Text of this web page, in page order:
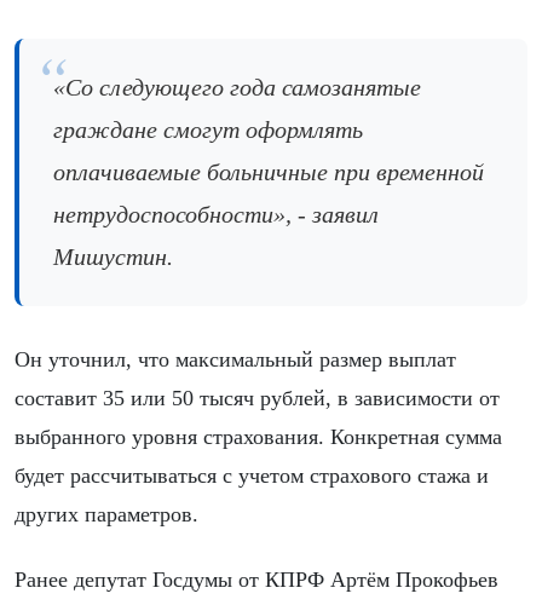
«Со следующего года самозанятые
граждане смогут оформлять
оплачиваемые больничные при временной
нетрудоспособности», - заявил
Мишустин.
Он уточнил, что максимальный размер выплат
составит 35 или 50 тысяч рублей, в зависимости от
выбранного уровня страхования. Конкретная сумма
будет рассчитываться с учетом страхового стажа и
других параметров.
Ранее депутат Госдумы от КПРФ Артём Прокофьев